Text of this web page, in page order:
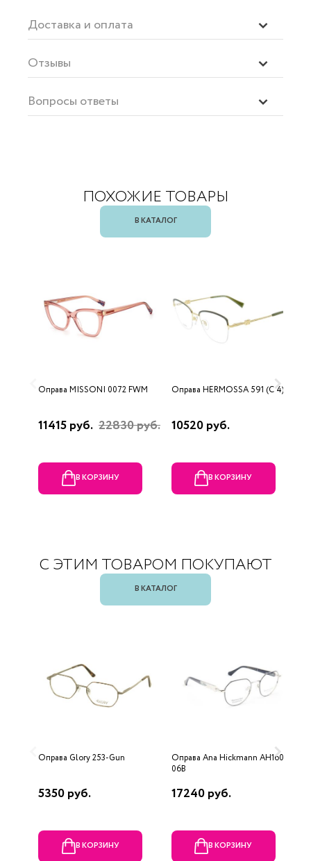
Доставка и оплата
Отзывы
Вопросы ответы
ПОХОЖИЕ ТОВАРЫ
В КАТАЛОГ
Оправа MISSONI 0072 FWM
11415 руб. 22830 руб.
В КОРЗИНУ
Оправа HERMOSSA 591 (C 4)
10520 руб.
В КОРЗИНУ
С ЭТИМ ТОВАРОМ ПОКУПАЮТ
В КАТАЛОГ
Оправа Glory 253-Gun
5350 руб.
В КОРЗИНУ
Оправа Ana Hickmann AH1607
06B
17240 руб.
В КОРЗИНУ